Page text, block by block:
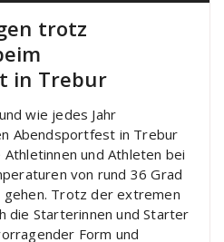
trotz
in Trebur
wie jedes Jahr
Abendsportfest in Trebur
Athletinnen und Athleten bei
von rund 36 Grad
gehen. Trotz der extremen
die Starterinnen und Starter
Form und